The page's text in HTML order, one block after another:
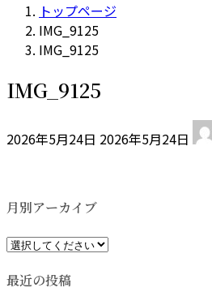
トップページ
IMG_9125
IMG_9125
IMG_9125
2026年5月24日 終
:
2026年5月24日
月別アーカイブ
最近の投稿